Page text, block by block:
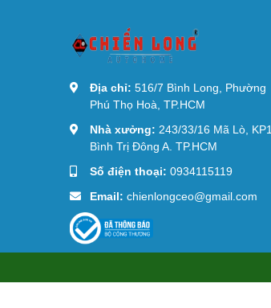
Địa chỉ: 516/7 Bình Long, Phường
Phú Thọ Hoà, TP.HCM
Nhà xưởng: 243/33/16 Mã Lò,
Bình Trị Đông A. TP.HCM
Số điện thoại: 0934115119
Email: chienlongceo@gmail.com